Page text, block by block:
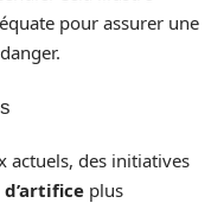
pour assurer une
actuels, des initiatives
plus